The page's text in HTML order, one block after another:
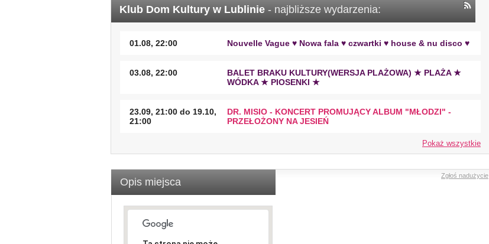
Klub Dom Kultury w Lublinie - najbliższe wydarzenia:
01.08, 22:00 Nouvelle Vague ♥ Nowa fala ♥ czwartki ♥ house & nu disco ♥
03.08, 22:00
BALET BRAKU KULTURY(WERSJA PLAŻOWA) ★ PLAŻA ★
WÓDKA ★ PIOSENKI ★
23.09, 21:00 do 19.10,
21:00
DR. MISIO - KONCERT PROMUJĄCY ALBUM "MŁODZI" -
PRZEŁOŻONY NA JESIEŃ
Pokaż wszystkie
Opis miejsca
Zgłoś nadużycie